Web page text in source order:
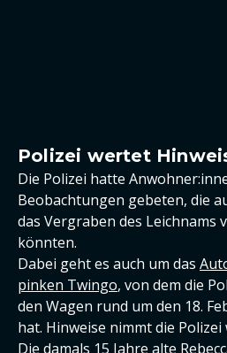
Polizei wertet
Die Polizei hatte
Beobachtungen gebeten, die
das Vergraben des Leichnams
könnten.
Dabei geht es auch um das
pinken Twingo, von dem die
den Wagen rund um den 18.
hat. Hinweise nimmt die
Die damals 15 Jahre alte